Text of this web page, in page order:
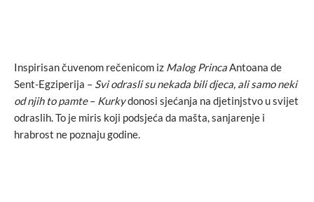
Inspirisan čuvenom rečenicom iz Malog PrincaAntoana de
Sent-Egziperija – Svi odrasli su nekada bili djeca, ali samo neki
od njih to pamte– Kurkydonosi sjećanja na djetinjstvo u svijet
odraslih. To je miris koji podsjeća da mašta, sanjarenje i
hrabrost ne poznaju godine.